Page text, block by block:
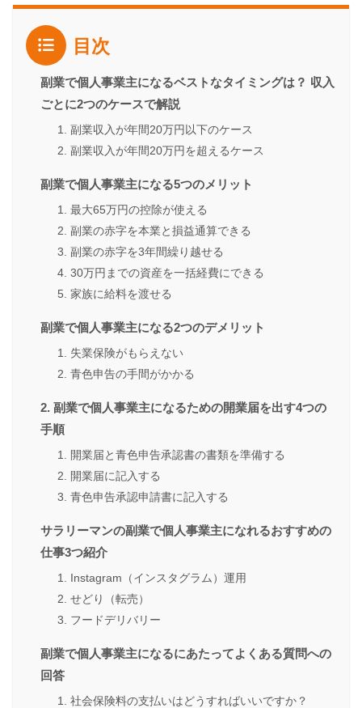
目次
副業で個人事業主になるベストなタイミングは？ 収入
ごとに2つのケースで解説
1. 副業収入が年間20万円以下のケース
2. 副業収入が年間20万円を超えるケース
副業で個人事業主になる5つのメリット
1. 最大65万円の控除が使える
2. 副業の赤字を本業と損益通算できる
3. 副業の赤字を3年間繰り越せる
4. 30万円までの資産を一括経費にできる
5. 家族に給料を渡せる
副業で個人事業主になる2つのデメリット
1. 失業保険がもらえない
2. 青色申告の手間がかかる
2. 副業で個人事業主になるための開業届を出す4つの
手順
1. 開業届と青色申告承認書の書類を準備する
2. 開業届に記入する
3. 青色申告承認申請書に記入する
サラリーマンの副業で個人事業主になれるおすすめの
仕事3つ紹介
1. Instagram（インスタグラム）運用
2. せどり（転売）
3. フードデリバリー
副業で個人事業主になるにあたってよくある質問への
回答
1. 社会保険料の支払いはどうすればいいですか？